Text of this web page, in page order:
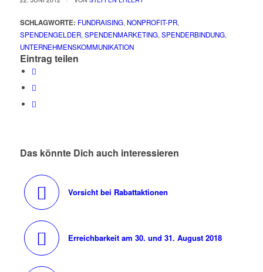
SCHLAGWORTE: FUNDRAISING, NONPROFIT-PR,
SPENDENGELDER, SPENDENMARKETING, SPENDERBINDUNG,
UNTERNEHMENSKOMMUNIKATION
Eintrag teilen
Das könnte Dich auch interessieren
Vorsicht bei Rabattaktionen
Erreichbarkeit am 30. und 31. August 2018